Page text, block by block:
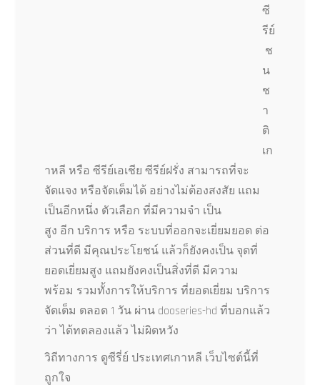
ซี
รีย์
ช
น
ช
า
ติ
เก
าหลี หรือ ซีรีย์เอเชีย ซีรีย์ฝรั่ง สามารถที่จะ
จัดแจง หรือจัดเต็มได้ อย่างไม่ต้องสงสัย แถม
เป็นอีกหนึ่ง ตัวเลือก ที่มีความจำ เป็น
สูง อีก บริการ หรือ ระบบที่ออกจะเยี่ยมยอด ต่อ
ส่วนที่ดี มีคุณประโยชน์ แล้วก็ยังคงเป็น จุดที่
ยอดเยี่ยมสูง แถมยังคงเป็นสิ่งที่ดี มีความ
พร้อม รวมทั้งการให้บริการ ที่ยอดเยี่ยม บริการ
จัดเต็ม ตลอด 1 วัน ผ่าน dooseries-hd ที่บอกแล้ว
ว่า ได้ทดลองแล้ว ไม่ผิดหวัง
วิถีทางการ ดูซีรี่ย์ ประเทศเกาหลี เว็บไซต์นี้ที่
ถูกใจ